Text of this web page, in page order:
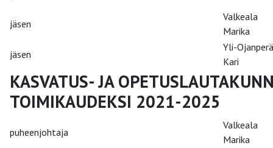
jäsen
Valkeala
Marika
jäsen
Yli-Ojanperä
Kari
KASVATUS- JA
TOIMIKAUDEKSI 2021-2025
puheenjohtaja
Valkeala
Marika